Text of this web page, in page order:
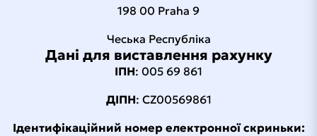
198 00 Praha 9
Чеська Республіка
Дані для виставлення рахунку
ІПН: 005 69 861
ДІПН: CZ00569861
Ідентифікаційний номер електронної скриньки: